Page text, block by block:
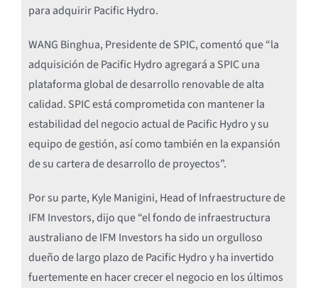
para adquirir Pacific Hydro.
WANG Binghua, Presidente de SPIC, comentó que “la
adquisición de Pacific Hydro agregará a SPIC una
plataforma global de desarrollo renovable de alta
calidad. SPIC está comprometida con mantener la
estabilidad del negocio actual de Pacific Hydro y su
equipo de gestión, así como también en la expansión
de su cartera de desarrollo de proyectos”.
Por su parte, Kyle Manigini, Head of Infraestructure de
IFM Investors, dijo que “el fondo de infraestructura
australiano de IFM Investors ha sido un orgulloso
dueño de largo plazo de Pacific Hydro y ha invertido
fuertemente en hacer crecer el negocio en los últimos